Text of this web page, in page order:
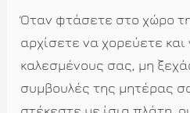
Όταν φτάσετε στο χώρο
αρχίσετε να χορεύετε
καλεσμένους σας, μη
συμβουλές της μητέρας